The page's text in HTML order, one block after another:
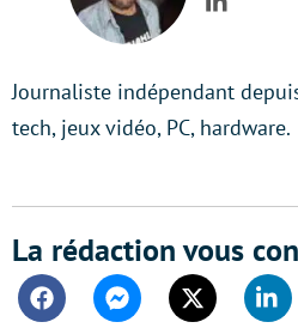
LinkedIn
Journaliste indépendant
tech, jeux vidéo, PC, hardware.
La rédaction vous
FacebookMessengerTwitter